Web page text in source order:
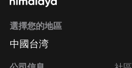
選擇您的地區
中國台湾